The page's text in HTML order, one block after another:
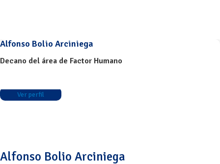
Alfonso Bolio Arciniega
Decano del área de Factor Humano
Ver perfil
Alfonso Bolio Arciniega